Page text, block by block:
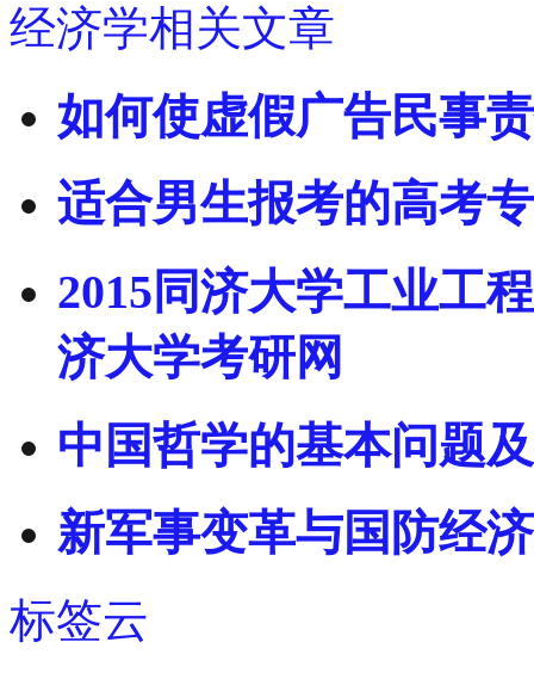
经济学相关文章
如何使虚假广告民事
适合男生报考的高考
2015同济大学工业工
济大学考研网
中国哲学的基本问题
新军事变革与国防经
标签云